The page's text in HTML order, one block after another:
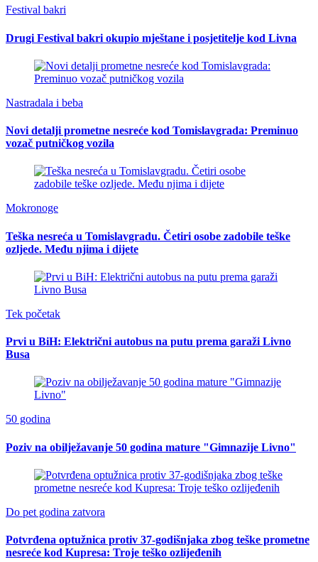
Festival bakri
Drugi Festival bakri okupio mještane i posjetitelje kod Livna
Nastradala i beba
Novi detalji prometne nesreće kod Tomislavgrada: Preminuo
vozač putničkog vozila
Mokronoge
Teška nesreća u Tomislavgradu. Četiri osobe zadobile teške
ozljede. Među njima i dijete
Tek početak
Prvi u BiH: Električni autobus na putu prema garaži Livno
Busa
50 godina
Poziv na obilježavanje 50 godina mature "Gimnazije Livno"
Do pet godina zatvora
Potvrđena optužnica protiv 37-godišnjaka zbog teške prometne
nesreće kod Kupresa: Troje teško ozlijeđenih